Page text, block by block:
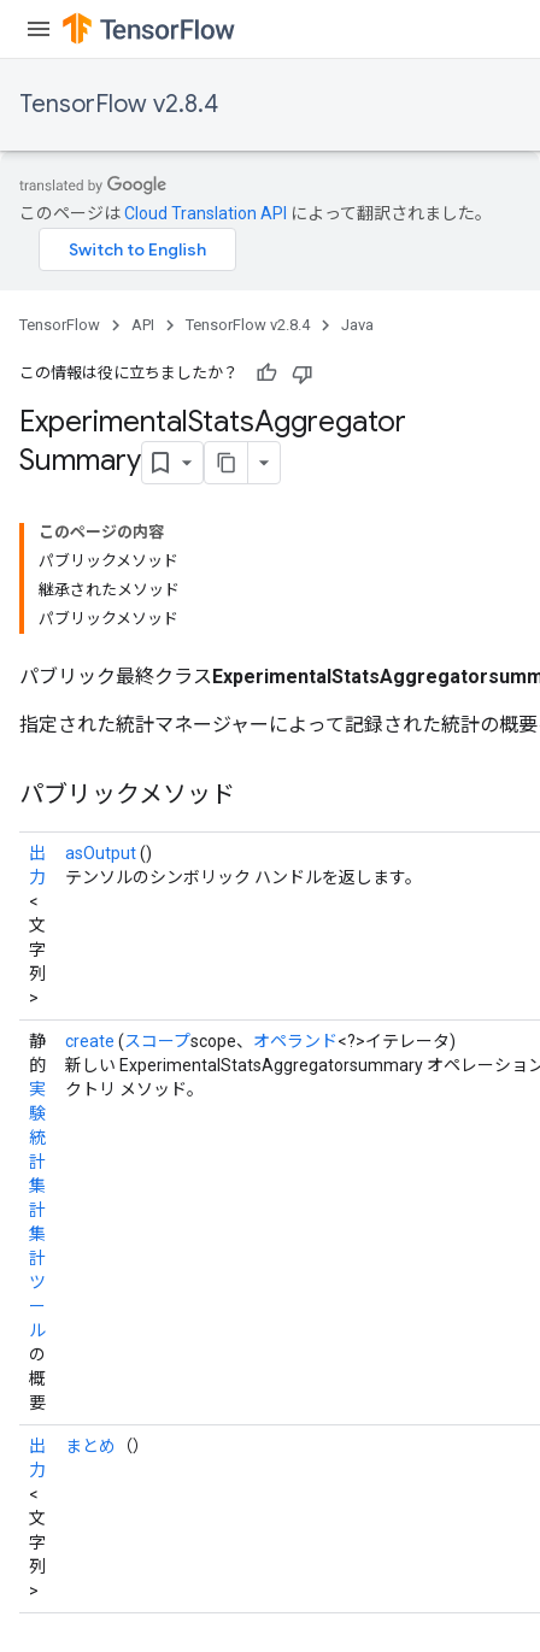
TensorFlow v2.8.4
このページはCloud Translation API によって翻訳されました。
TensorFlow API TensorFlow v2.8.4 Java
この情報は役に立ちましたか？
ExperimentalStatsAggregator
Summary
このページの内容
パブリックメソッド
継承されたメソッド
パブリックメソッド
パブリック最終クラス
指定された統計マネージャーによって記録された統計の概
パブリックメソッド
出
力
<
文
字
列
>
asOutput()
テンソルのシンボリック ハンドルを返します。
静
的
実
験
統
計
集
計
集
計
ツ
ー
ル
の
概
要
create (スコープscope、 オペランド<?>イテレータ)
新しい ExperimentalStatsAggregatorsummary オペレーショ
クトリ メソッド。
出
力
<
文
字
列
>
まとめ （）